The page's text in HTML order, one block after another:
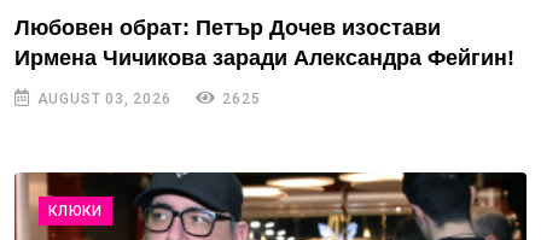
Любовен обрат: Петър Дочев изостави
Ирмена Чичикова заради Александра Фейгин!
AUGUST 03, 2026 2625
КЛЮКИ